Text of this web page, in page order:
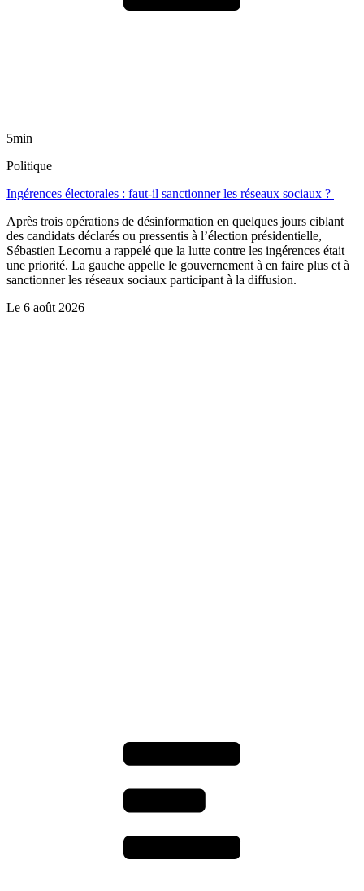
5min
Politique
Ingérences électorales : faut-il sanctionner les réseaux sociaux ?
Après trois opérations de désinformation en quelques jours ciblant
des candidats déclarés ou pressentis à l’élection présidentielle,
Sébastien Lecornu a rappelé que la lutte contre les ingérences était
une priorité. La gauche appelle le gouvernement à en faire plus et à
sanctionner les réseaux sociaux participant à la diffusion.
Le 6 août 2026